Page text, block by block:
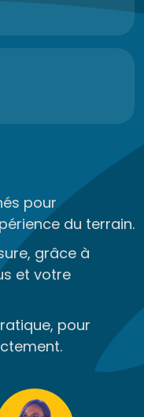
pour
du terrain.
grâce à
et votre
pour